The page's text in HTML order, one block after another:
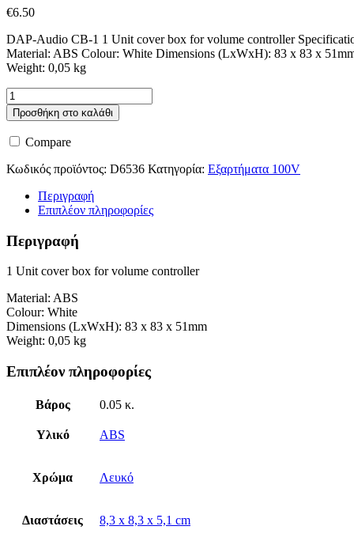
€6.50
DAP-Audio CB-1 1 Unit cover box for volume controller
Material: ABS Colour: White Dimensions (LxWxH): 83 x 83 x
Weight: 0,05 kg
Dap
Audio
CB-
1
ποσότητα
Προσθήκη στο καλάθι
Compare
Κωδικός προϊόντος: D6536 Κατηγορία: Εξαρτήματα 100V
Περιγραφή
Επιπλέον πληροφορίες
Περιγραφή
1 Unit cover box for volume controller
Material: ABS
Colour: White
Dimensions (LxWxH): 83 x 83 x 51mm
Weight: 0,05 kg
Επιπλέον πληροφορίες
Βάρος 0.05 κ.
Υλικό ABS
Χρώμα Λευκό
Διαστάσεις 8,3 x 8,3 x 5,1 cm